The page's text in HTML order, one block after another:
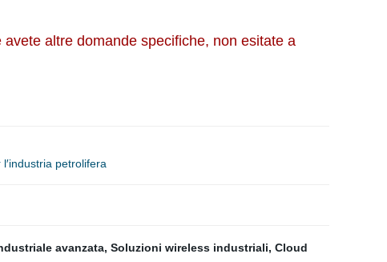
altre domande specifiche, non esitate a
petrolifera
avanzata, Soluzioni wireless industriali, Cloud